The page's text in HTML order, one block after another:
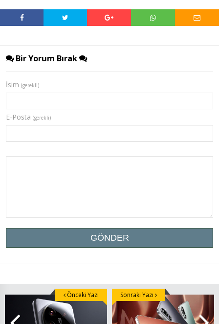
Bir Yorum Bırak
İsim (gerekli)
E-Posta (gerekli)
Önceki Yazı Sonraki Yazı